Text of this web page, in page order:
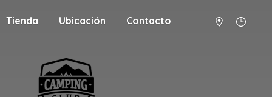
Tienda Ubicación Contacto